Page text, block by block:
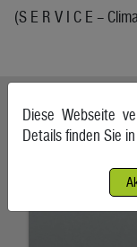
(S E R V I C E –
Ähnliche Artikel
Schifffahrt in
7. August 2026,
Diese Webseite
Details finden Sie